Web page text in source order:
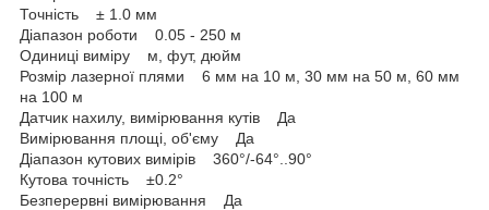
Точність ± 1.0 мм
Діапазон роботи 0.05 - 250 м
Одиниці виміру м, фут, дюйм
Розмір лазерної плями 6 мм на 10 м, 30 мм на 50 м, 60 мм
на 100 м
Датчик нахилу, вимірювання кутів Да
Вимірювання площі, об'єму Да
Діапазон кутових вимірів 360°/-64°..90°
Кутова точність ±0.2°
Безперервні вимірювання Да